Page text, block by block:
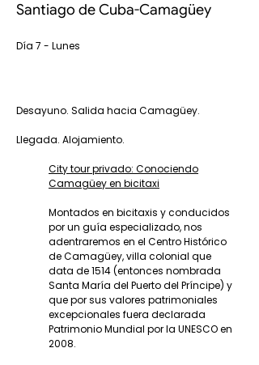
Santiago de Cuba-Camagüey
Día 7 - Lunes
Desayuno. Salida hacia Camagüey.
Llegada. Alojamiento.
City tour privado: Conociendo
Camagüey en bicitaxi
Montados en bicitaxis y conducidos
por un guía especializado, nos
adentraremos en el Centro Histórico
de Camagüey, villa colonial que
data de 1514 (entonces nombrada
Santa María del Puerto del Príncipe) y
que por sus valores patrimoniales
excepcionales fuera declarada
Patrimonio Mundial por la UNESCO en
2008.